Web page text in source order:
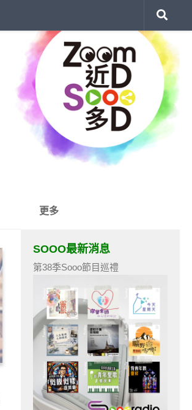
更多
SOOO最新消息
第38季Sooo節目巡禮